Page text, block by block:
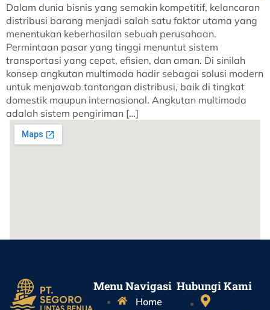
Dalam dunia bisnis yang semakin kompetitif, kelancaran
distribusi barang menjadi salah satu faktor utama yang
menentukan keberhasilan sebuah perusahaan.
Permintaan pasar yang tinggi menuntut sistem
transportasi yang cepat, efisien, dan aman. Di sinilah
konsep angkutan multimoda hadir sebagai solusi modern
untuk menjawab tantangan distribusi, baik di tingkat
domestik maupun internasional. Angkutan multimoda
adalah sistem pengiriman […]
Menu Navigasi
Home
Hubungi Kami